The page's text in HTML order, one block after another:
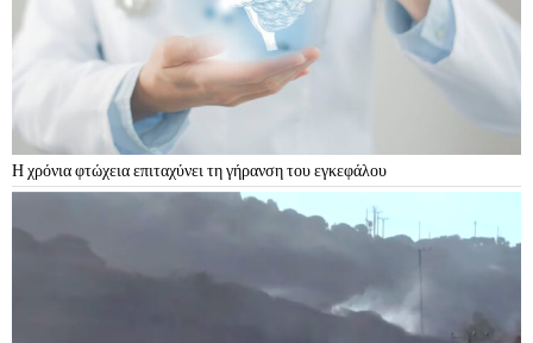
Η χρόνια φτώχεια επιταχύνει τη γήρανση του εγκεφάλου